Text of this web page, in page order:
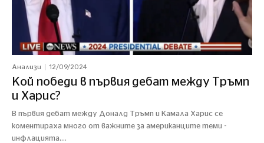
Анализи 12/09/2024
Кой победи в първия дебат между Тръмп
и Харис?
В първия дебат между Доналд Тръмп и Камала Харис се
коментираха много от важните за американците теми -
инфлацията,...